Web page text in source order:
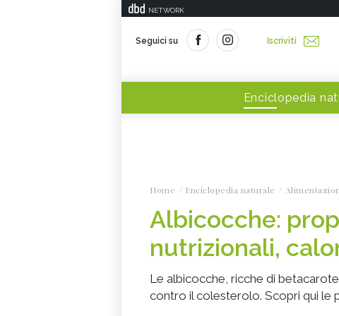
NETWORK
Seguici su Iscriviti
Enciclopedia
Home Enciclopedia naturale
Albicocche:
nutrizionali,
Le albicocche, ricche di
contro il colesterolo. Scopri qui le